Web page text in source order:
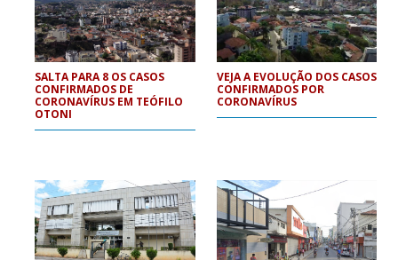
SALTA PARA 8 OS CASOS
CONFIRMADOS DE
CORONAVÍRUS EM TEÓFILO
OTONI
VEJA A EVOLUÇÃO DOS CASOS
CONFIRMADOS POR
CORONAVÍRUS